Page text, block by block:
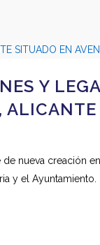
Y
ALICANTE
nueva creación
y el Ayuntamiento.